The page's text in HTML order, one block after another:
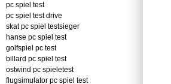
pc spiel test
pc spiel test drive
skat pc spiel testsieger
hanse pc spiel test
golfspiel pc test
billard pc spiel test
ostwind pc spieletest
flugsimulator pc spiel test